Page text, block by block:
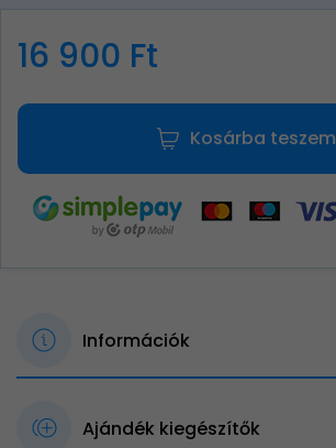
16 900 Ft
Kosárba teszem
Információk
Ajándék kiegészítők